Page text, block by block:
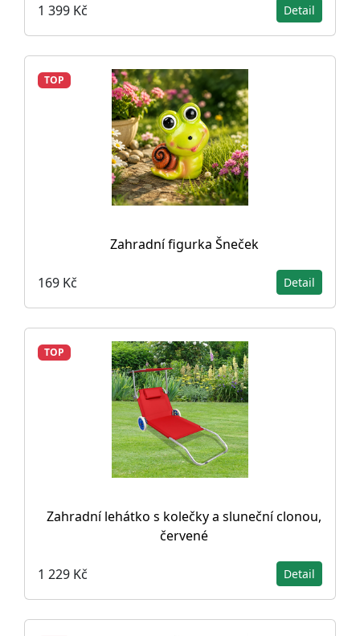
1 399 Kč Detail
TOP
Zahradní figurka Šneček
169 Kč Detail
TOP
Zahradní lehátko s kolečky a sluneční clonou,
červené
1 229 Kč Detail